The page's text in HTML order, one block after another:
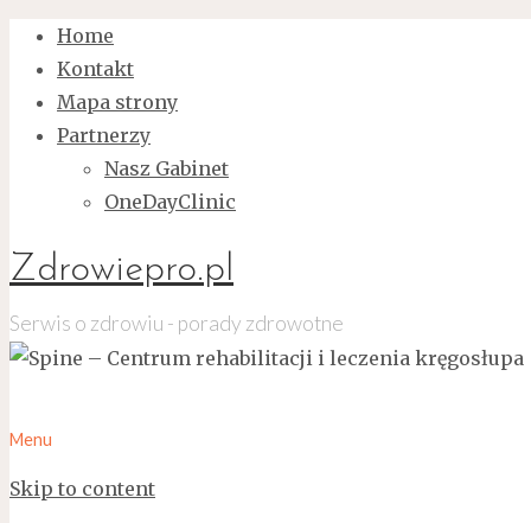
Home
Kontakt
Mapa strony
Partnerzy
Nasz Gabinet
OneDayClinic
Zdrowiepro.pl
Serwis o zdrowiu - porady zdrowotne
Menu
Skip to content